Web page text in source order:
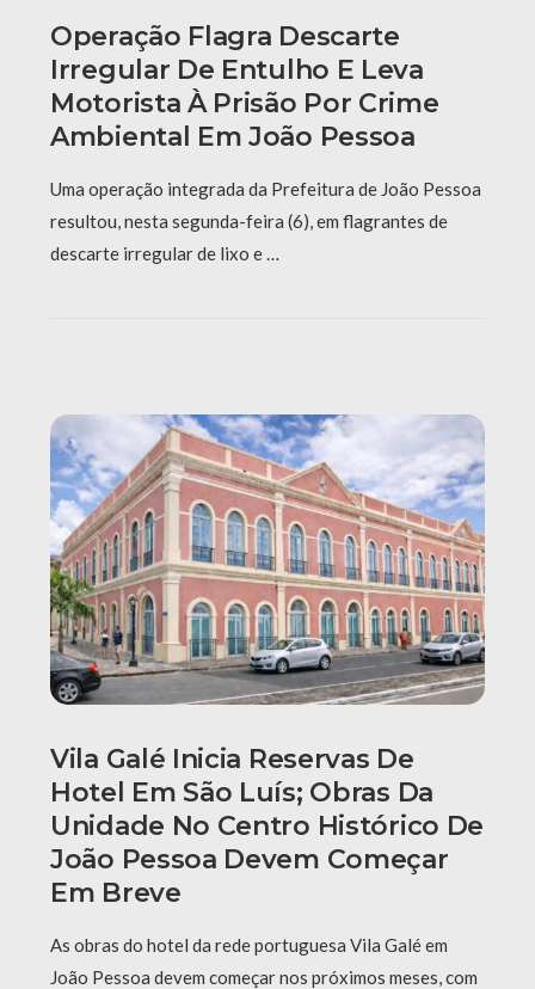
Operação Flagra Descarte
Irregular De Entulho E Leva
Motorista À Prisão Por Crime
Ambiental Em João Pessoa
Uma operação integrada da Prefeitura de João Pessoa
resultou, nesta segunda-feira (6), em flagrantes de
descarte irregular de lixo e …
Vila Galé Inicia Reservas De
Hotel Em São Luís; Obras Da
Unidade No Centro Histórico De
João Pessoa Devem Começar
Em Breve
As obras do hotel da rede portuguesa Vila Galé em
João Pessoa devem começar nos próximos meses, com